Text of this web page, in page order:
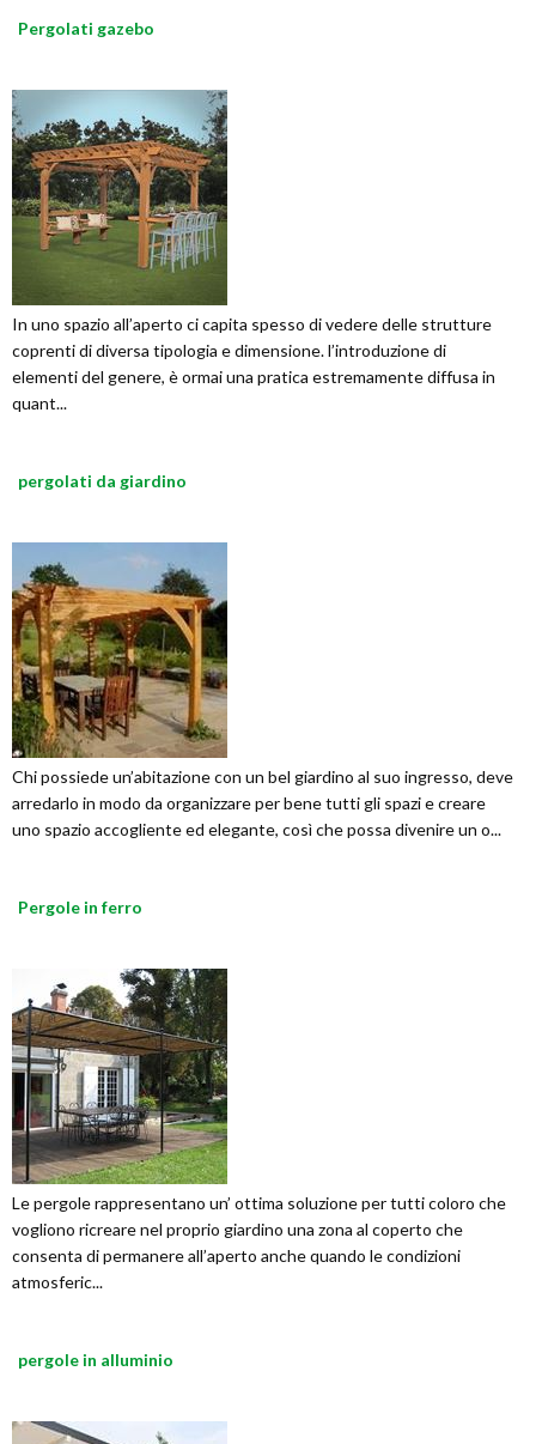
Pergolati gazebo
In uno spazio all’aperto ci capita spesso di vedere delle strutture
coprenti di diversa tipologia e dimensione. l’introduzione di
elementi del genere, è ormai una pratica estremamente diffusa in
quant...
pergolati da giardino
Chi possiede un’abitazione con un bel giardino al suo ingresso, deve
arredarlo in modo da organizzare per bene tutti gli spazi e creare
uno spazio accogliente ed elegante, così che possa divenire un o...
Pergole in ferro
Le pergole rappresentano un’ ottima soluzione per tutti coloro che
vogliono ricreare nel proprio giardino una zona al coperto che
consenta di permanere all’aperto anche quando le condizioni
atmosferic...
pergole in alluminio